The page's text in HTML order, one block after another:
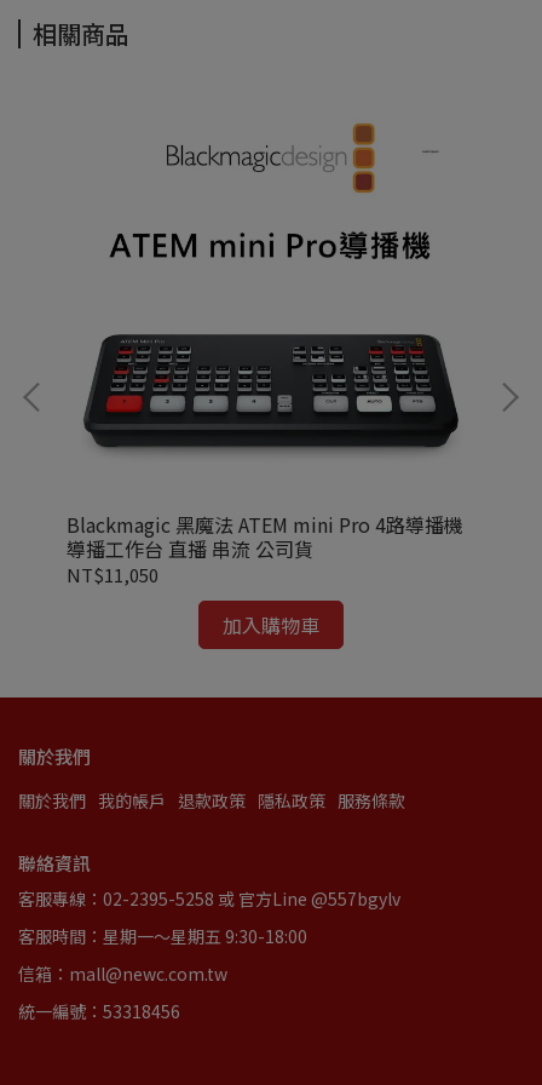
相關商品
Blackmagic 黑魔法 ATEM mini Pro 4路導播機
導播工作台 直播 串流 公司貨
NT$11,050
加入購物車
關於我們
關於我們 我的帳戶 退款政策 隱私政策 服務條款
聯絡資訊
客服專線：02-2395-5258 或 官方Line @557bgylv
客服時間：星期一～星期五 9:30-18:00
信箱：mall@newc.com.tw
統一編號：53318456